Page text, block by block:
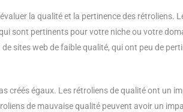
la qualité et la pertinence des rétroliens.
sont pertinents pour votre niche ou votre
sites web de faible qualité, qui ont peu de
créés égaux. Les rétroliens de qualité ont un
de mauvaise qualité peuvent avoir un